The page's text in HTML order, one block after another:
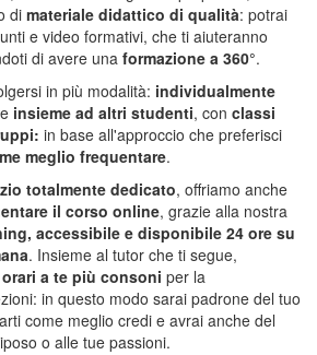
di materiale didattico di qualità: potrai
e video formativi, che ti aiuteranno
di avere una formazione a 360°.
in più modalità: individualmente
insieme ad altri studenti, con classi
in base all'approccio che preferisci
meglio frequentare.
totalmente dedicato, offriamo anche
il corso online, grazie alla nostra
accessibile e disponibile 24 ore su
. Insieme al tutor che ti segue,
a te più consoni per la
in questo modo sarai padrone del tuo
come meglio credi e avrai anche del
o alle tue passioni.